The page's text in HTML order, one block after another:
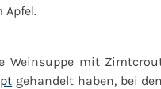
Weinsuppe mit
gehandelt haben, bei